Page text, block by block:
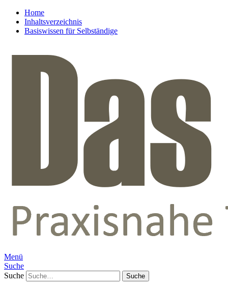
Home
Inhaltsverzeichnis
Basiswissen für Selbständige
Menü
Suche
Suche